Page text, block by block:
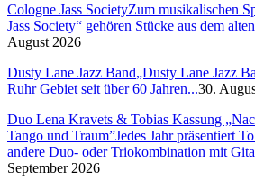
Cologne Jass SocietyZum musikalischen
Jass Society“ gehören Stücke aus dem
August 2026
Dusty Lane Jazz Band„Dusty Lane Jazz
Ruhr Gebiet seit über 60 Jahren...30.
Duo Lena Kravets & Tobias Kassung
Tango und Traum”Jedes Jahr präsentiert
andere Duo- oder Triokombination mit
September 2026